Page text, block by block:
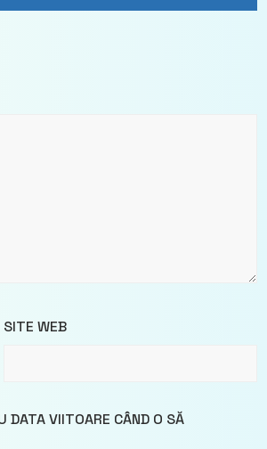
SITE WEB
DATA VIITOARE CÂND O SĂ